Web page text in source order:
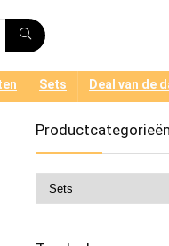
Sets Deal van de
Productcategorieën